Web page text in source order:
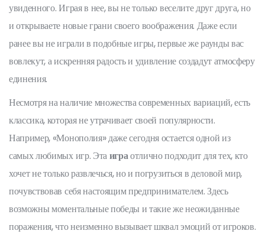
увиденного. Играя в нее, вы не только веселите друг друга, но
и открываете новые грани своего воображения. Даже если
ранее вы не играли в подобные игры, первые же раунды вас
вовлекут, а искренняя радость и удивление создадут атмосферу
единения.
Несмотря на наличие множества современных вариаций, есть
классика, которая не утрачивает своей популярности.
Например, «Монополия» даже сегодня остается одной из
самых любимых игр. Этаиграотлично подходит для тех, кто
хочет не только развлечься, но и погрузиться в деловой мир,
почувствовав себя настоящим предпринимателем. Здесь
возможны моментальные победы и такие же неожиданные
поражения, что неизменно вызывает шквал эмоций от игроков.